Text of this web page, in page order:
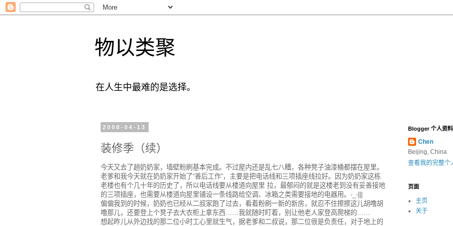
物以类聚
在人生中最难的是选择。
2008-04-13
装修季（续）
今天又去了趟奶奶家，墙壁粉刷基本完成。不过屋内还是乱七八糟，各种凳子油漆桶都摆在屋里。
老爹和我今天就在奶奶家开始了“善后工作”，主要是把电话线和三项插座线拉好。因为奶奶家这栋
老楼也有个几十年的历史了，所以电话线要从楼道向屋里 拉，最郁闷的就是这楼老到没有妥善接地
的三项插座，也需要从楼道向屋里铺设一条线路给空调、冰箱之类需要接地的电器用。-_-|||
偏偏我到的时候，奶奶也已经从二叔家跑了过去，看着粉刷一新的新房，就忍不住擦擦这儿胡噜胡
噜那儿，还要登上个凳子去大衣柜上拿东西……我就随时盯着，别让他老人家登高爬梯的……
想起昨儿从外边找的那二位小时工心里就生气，据老爹和二叔说，那二位很是负责任，对于地上的
Blogger 个人资料
Chen
Beijing, China
查看我的完整个
页面
主页
关于